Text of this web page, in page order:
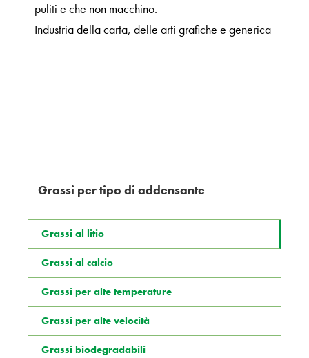
puliti e che non macchino.
Industria della carta, delle arti grafiche e generica
Grassi per tipo di addensante
Grassi al litio
Grassi al calcio
Grassi per alte temperature
Grassi per alte velocità
Grassi biodegradabili